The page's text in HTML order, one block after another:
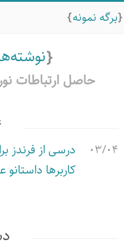
برگه نمونه
حاصل ارتباطات
۰۳/۰۴
درسی از فرندز
کاربرها